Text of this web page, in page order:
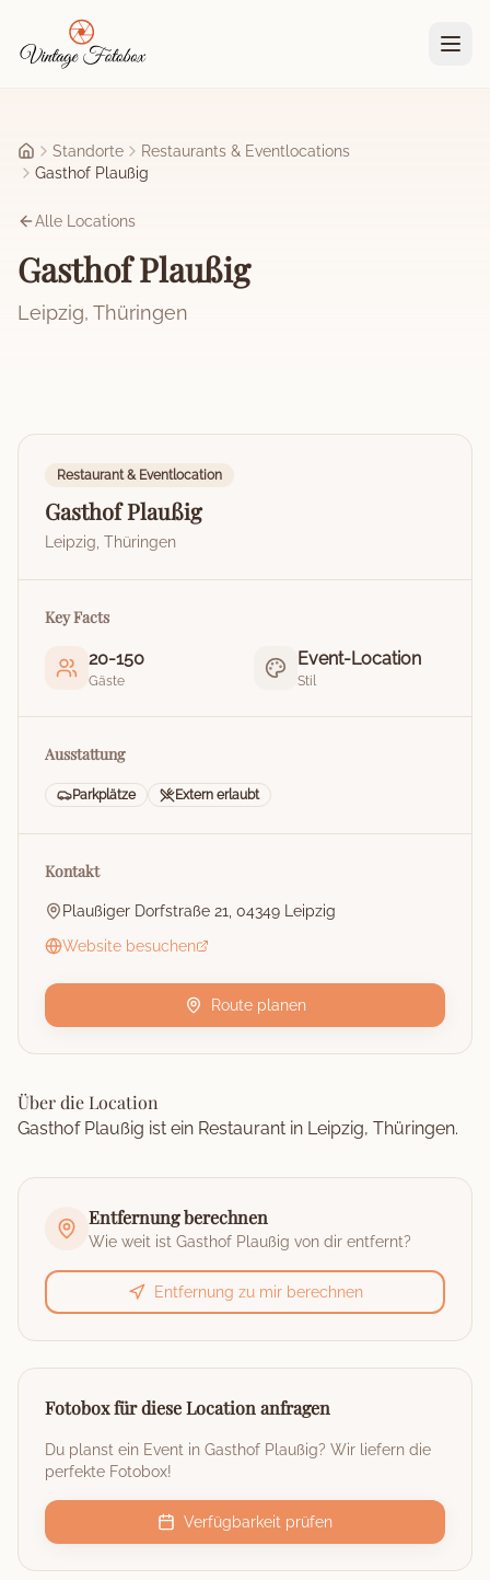
Startseite
Standorte
Restaurants & Eventlocations
Gasthof Plaußig
Alle Locations
Gasthof Plaußig
Leipzig, Thüringen
Restaurant & Eventlocation
Gasthof Plaußig
Leipzig Thüringen
Key Facts
20-150
Gäste
Event-Location
Stil
Ausstattung
Parkplätze Extern erlaubt
Kontakt
Plaußiger Dorfstraße 21, 04349 Leipzig
Website besuchen
Route planen
Über die Location
Gasthof Plaußig ist ein Restaurant in Leipzig, Thüringen.
Entfernung berechnen
Wie weit ist Gasthof Plaußig von dir entfernt?
Entfernung zu mir berechnen
Fotobox für diese Location anfragen
Du planst ein Event in Gasthof Plaußig? Wir liefern die
perfekte Fotobox!
Verfügbarkeit prüfen